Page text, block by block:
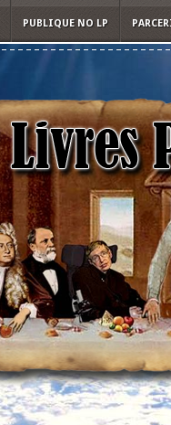
PUBLIQUE NO LP